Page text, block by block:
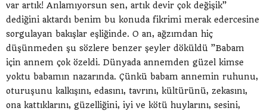
var artık! Anlamıyorsun sen, artık devir çok değişik”
dediğini aktardı benim bu konuda fikrimi merak edercesine
sorgulayan bakışlar eşliğinde. O an, ağzımdan hiç
düşünmeden şu sözlere benzer şeyler döküldü ”Babam
için annem çok özeldi. Dünyada annemden güzel kimse
yoktu babamın nazarında. Çünkü babam annemin ruhunu,
oturuşunu kalkışını, edasını, tavrını, kültürünü, zekasını,
ona kattıklarını, güzelliğini, iyi ve kötü huylarını, sesini,